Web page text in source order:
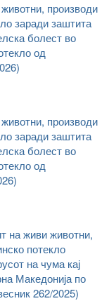
производи
заради заштита
болест во
од
производи
заради заштита
болест во
од
на живи животни,
потекло
на чума кај
Македонија по
262/2025)